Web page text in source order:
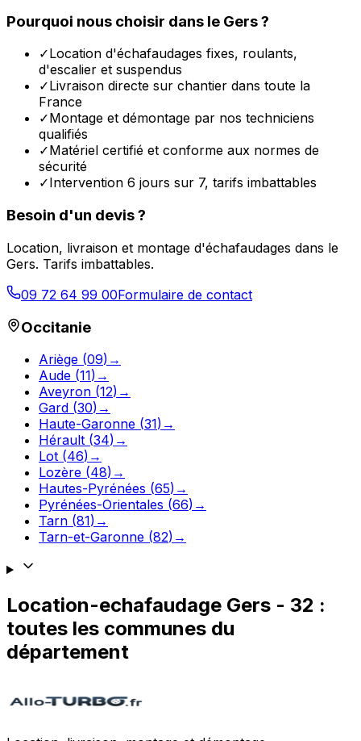
Pourquoi nous choisir dans le Gers?
✓Location d'échafaudages fixes, roulants,
d'escalier et suspendus
✓Livraison directe sur chantier dans toute la
France
✓Montage et démontage par nos techniciens
qualifiés
✓Matériel certifié et conforme aux normes de
sécurité
✓Intervention 6 jours sur 7, tarifs imbattables
Besoin d'un devis ?
Location, livraison et montage d'échafaudages dans le
Gers. Tarifs imbattables.
09 72 64 99 00Formulaire de contact
Occitanie
Ariège (09) →
Aude (11) →
Aveyron (12) →
Gard (30) →
Haute-Garonne (31) →
Hérault (34) →
Lot (46) →
Lozère (48) →
Hautes-Pyrénées (65) →
Pyrénées-Orientales (66) →
Tarn (81) →
Tarn-et-Garonne (82) →
Location-echafaudage Gers - 32 :
toutes les communes du
département